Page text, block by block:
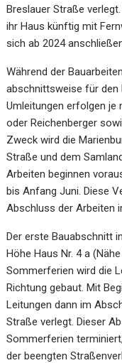
Breslauer Straße
ihr Haus künftig mit
sich ab 2024
Während der
abschnittsweise für den
Umleitungen erfolgen
oder Reichenberger
Zweck wird die
Straße und dem
Arbeiten beginnen
bis Anfang Juni. Diese
Abschluss der Arbeiten
Der erste Bauabschnitt
Höhe Haus Nr. 4 a
Sommerferien wird die
Richtung gebaut. Mit
Leitungen dann im
Straße verlegt. Dieser
Sommerferien
der beengten